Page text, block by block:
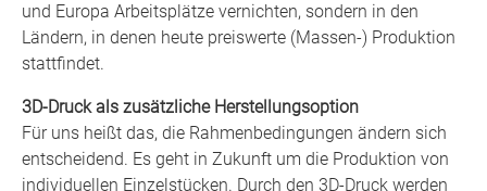
und Europa Arbeitsplätze vernichten, sondern in den
Ländern, in denen heute preiswerte (Massen-) Produktion
stattfindet.
3D-Druck als zusätzliche Herstellungsoption
Für uns heißt das, die Rahmenbedingungen ändern sich
entscheidend. Es geht in Zukunft um die Produktion von
individuellen Einzelstücken. Durch den 3D-Druck werden